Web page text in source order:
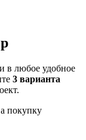
в любое удобное
3 варианта
покупку